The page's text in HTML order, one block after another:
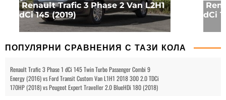
Renault Trafic 3 Phase 2 Van L2H1
dCi 145 (2019)
dCi
ПОПУЛЯРНИ СРАВНЕНИЯ С ТАЗИ КОЛА
Renault Trafic 3 Phase 1 dCi 145 Twin Turbo Passenger Combi 9
Energy (2016) vs Ford Transit Custom Van L1H1 2018 300 2.0 TDCi
170HP (2018) vs Peugeot Expert Traveller 2.0 BlueHDi 180 (2018)